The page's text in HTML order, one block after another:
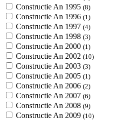
Constructie An 1995 (8)
Constructie An 1996 (1)
Constructie An 1997 (4)
Constructie An 1998 (3)
Constructie An 2000 (1)
Constructie An 2002 (10)
Constructie An 2003 (3)
Constructie An 2005 (1)
Constructie An 2006 (2)
Constructie An 2007 (6)
Constructie An 2008 (9)
Constructie An 2009 (10)